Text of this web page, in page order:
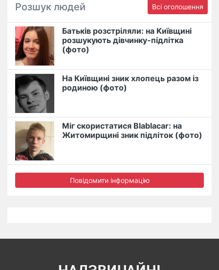
Розшук людей Всі оголошення
Батьків розстріляли: на Київщині
розшукують дівчинку-підлітка
(фото)
На Київщині зник хлопець разом із
родиною (фото)
Міг скористатися Blablacar: на
Житомирщині зник підліток (фото)
Повідомити інформацію